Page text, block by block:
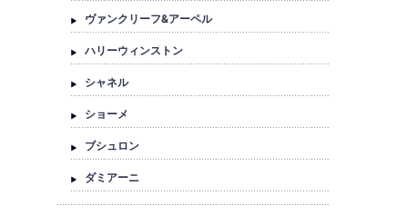
ヴァンクリーフ&アーペル
ハリーウィンストン
シャネル
ショーメ
ブシュロン
ダミアーニ